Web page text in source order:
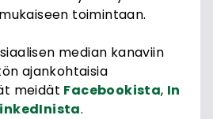
toimintaan.
median kanaviin
ajankohtaisia
meidät Facebookista, In
.